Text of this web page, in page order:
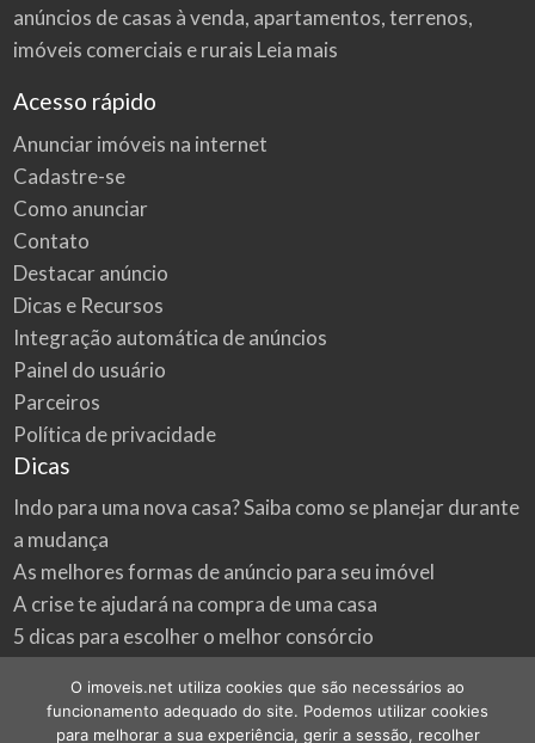
anúncios de casas à venda, apartamentos, terrenos,
imóveis comerciais e rurais Leia mais
Acesso rápido
Anunciar imóveis na internet
Cadastre-se
Como anunciar
Contato
Destacar anúncio
Dicas e Recursos
Integração automática de anúncios
Painel do usuário
Parceiros
Política de privacidade
Dicas
Indo para uma nova casa? Saiba como se planejar durante
a mudança
As melhores formas de anúncio para seu imóvel
A crise te ajudará na compra de uma casa
5 dicas para escolher o melhor consórcio
Onde procurar as melhores oportunidades do mercado
imobiliário
O imoveis.net utiliza cookies que são necessários ao
funcionamento adequado do site. Podemos utilizar cookies
para melhorar a sua experiência, gerir a sessão, recolher